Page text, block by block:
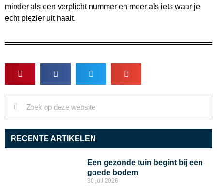
minder als een verplicht nummer en meer als iets waar je
echt plezier uit haalt.
RECENTE ARTIKELEN
Een gezonde tuin begint bij een
goede bodem
30 juli 2026